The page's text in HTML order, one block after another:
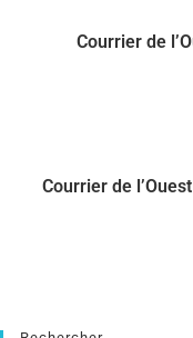
Courrier de
Courrier de